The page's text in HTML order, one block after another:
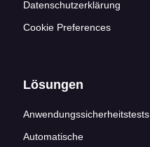
Datenschutzerklärung
Cookie Preferences
Lösungen
Anwendungssicherheitstests
Automatische